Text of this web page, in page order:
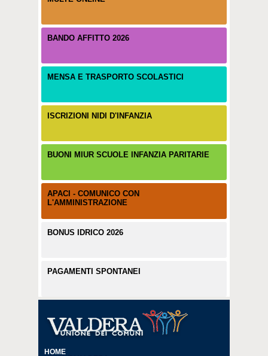
BANDO AFFITTO 2026
MENSA E TRASPORTO SCOLASTICI
ISCRIZIONI NIDI D'INFANZIA
BUONI MIUR SCUOLE INFANZIA PARITARIE
APACI - COMUNICO CON
L'AMMINISTRAZIONE
BONUS IDRICO 2026
PAGAMENTI SPONTANEI
HOME